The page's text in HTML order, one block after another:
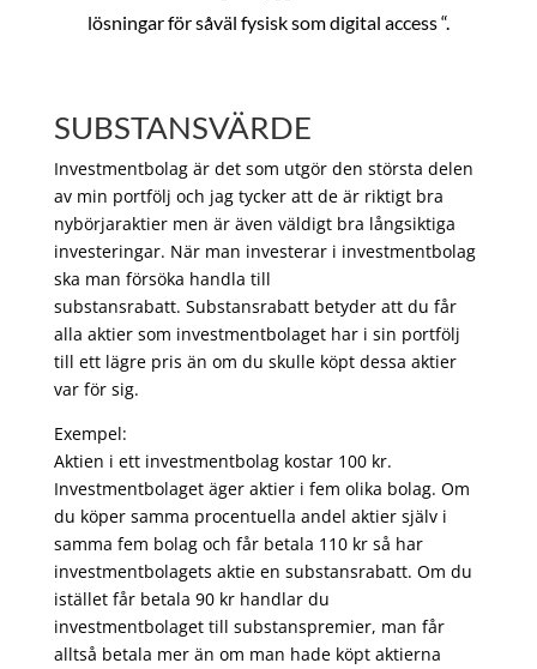
lösningar för såväl fysisk som digital access “.
SUBSTANSVÄRDE
Investmentbolag är det som utgör den största delen
av min portfölj och jag tycker att de är riktigt bra
nybörjaraktier men är även väldigt bra långsiktiga
investeringar. När man investerar i investmentbolag
ska man försöka handla till
substansrabatt. Substansrabatt betyder att du får
alla aktier som investmentbolaget har i sin portfölj
till ett lägre pris än om du skulle köpt dessa aktier
var för sig.
Exempel:
Aktien i ett investmentbolag kostar 100 kr.
Investmentbolaget äger aktier i fem olika bolag. Om
du köper samma procentuella andel aktier själv i
samma fem bolag och får betala 110 kr så har
investmentbolagets aktie en substansrabatt. Om du
istället får betala 90 kr handlar du
investmentbolaget till substanspremier, man får
alltså betala mer än om man hade köpt aktierna